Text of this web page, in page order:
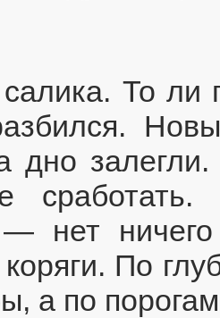
То ли
дно
— нет
По
а по